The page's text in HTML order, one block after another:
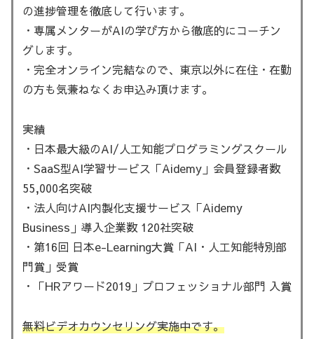
の進捗管理を徹底して行います。
・専属メンターがAIの学び方から徹底的にコーチン
グします。
・完全オンライン完結なので、東京以外に在住・在勤
の方も気兼ねなくお申込み頂けます。
実績
・日本最大級のAI/人工知能プログラミングスクール
・SaaS型AI学習サービス「Aidemy」会員登録者数
55,000名突破
・法人向けAI内製化支援サービス「Aidemy
Business」導入企業数 120社突破
・第16回 日本e-Learning大賞「AI・人工知能特別部
門賞」受賞
・「HRアワード2019」プロフェッショナル部門 入賞
無料ビデオカウンセリング実施中です。